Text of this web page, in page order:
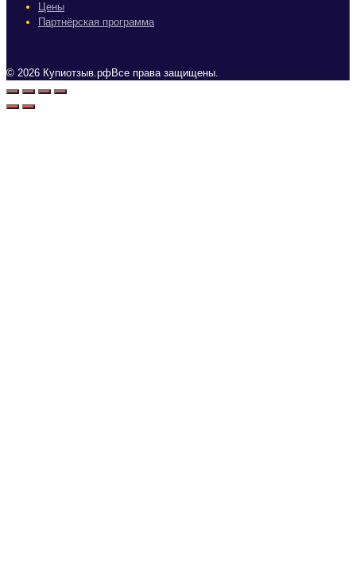
Цены
Партнёрская программа
© 2026 Купиотзыв.рфВсе права защищены.